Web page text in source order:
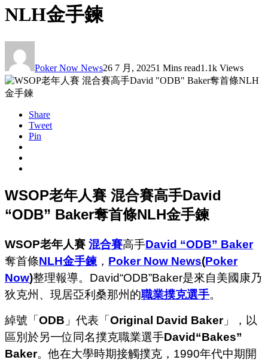
NLH金手鍊
Poker Now News26 7 月, 20251 Mins read1.1k Views
Share
Tweet
Pin
WSOP老年人賽 混合賽高手David
“ODB” Baker奪首條NLH金手鍊
WSOP老年人賽 混合賽高手David “ODB” Baker
奪首條NLH金手鍊 ， Poker Now News(Poker
Now)整理報導。David“ODB”Baker是來自美國康乃
狄克州、現居亞利桑那州的職業撲克選手。
綽號「ODB 」代表「Original David Baker」，以
區別於另一位同名撲克職業選手David“Bakes”
Baker。他在大學時期接觸撲克，1990年代中期開